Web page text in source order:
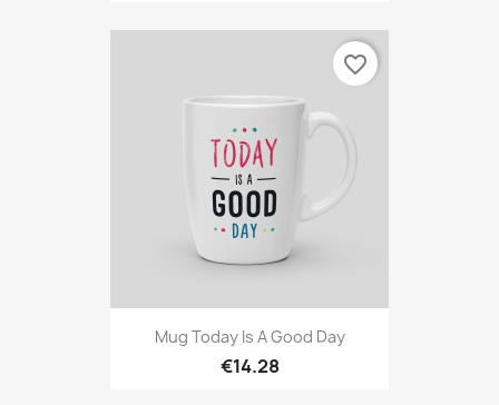
Mug Today Is A Good Day
€14.28
favorite_border